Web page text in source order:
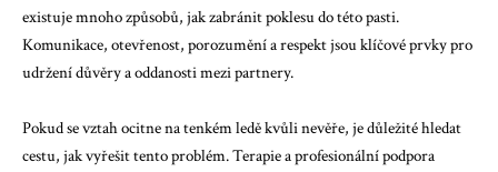
existuje mnoho způsobů, jak zabránit poklesu do této pasti.
Komunikace, otevřenost, porozumění a respekt jsou klíčové prvky pro
udržení důvěry a oddanosti mezi partnery.
Pokud se vztah ocitne na tenkém ledě kvůli nevěře, je důležité hledat
cestu, jak vyřešit tento problém. Terapie a profesionální podpora